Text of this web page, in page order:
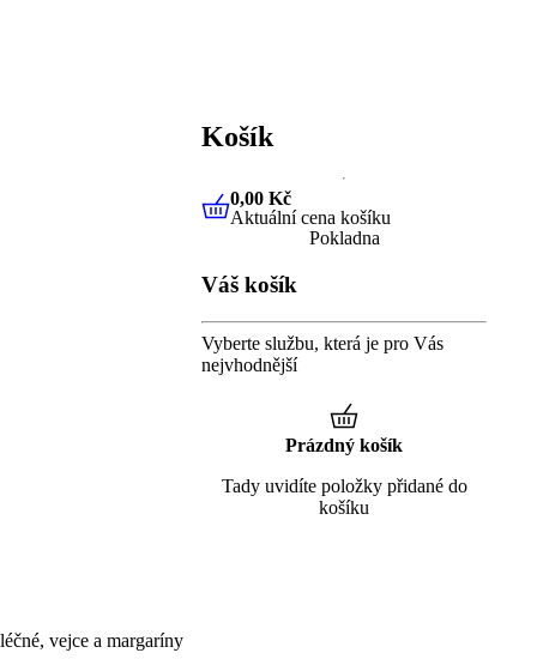
vejce a margaríny
Košík
0,00 KčAktuální cena košíku
0,00 Kč
Aktuální cena košíku
Pokladna
Váš košík
Vyberte službu, která je pro Vás
nejvhodnější
Prázdný košík
Tady uvidíte položky přidané do
košíku